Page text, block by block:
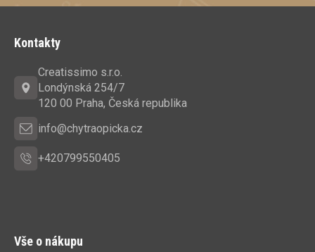
Kontakty
Creatissimo s.r.o.
Londýnská 254/7
120 00 Praha, Česká republika
info@chytraopicka.cz
+420799550405
Vše o nákupu